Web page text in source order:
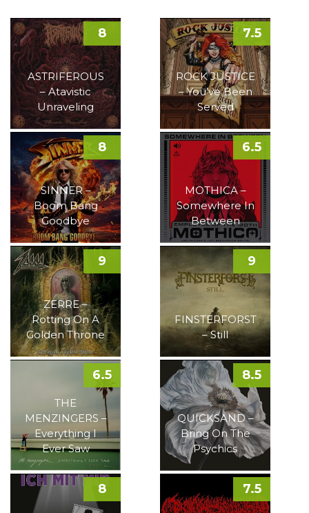
ASTRIFEROUS
– Atavistic
Unraveling
8
ROCK JUSTICE
– You’ve Been
Served
7.5
SINNER –
Boom Bang
Goodbye
8
MOTHICA –
Somewhere In
Between
6.5
ZERRE –
Rotting On A
Golden Throne
9
FINSTERFORST
– Still
9
THE
MENZINGERS –
Everything I
Ever Saw
6.5
QUICKSAND –
Bring On The
Psychics
8.5
8 7.5